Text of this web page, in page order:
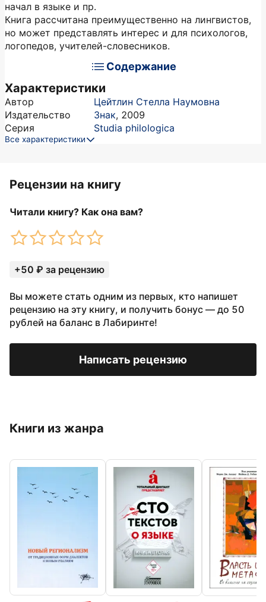
начал в языке и пр.
Книга рассчитана преимущественно на лингвистов,
но может представлять интерес и для психологов,
логопедов, учителей-словесников.
Содержание
Характеристики
Автор
Цейтлин Стелла Наумовна
Издательство
Знак, 2009
Серия
Studia philologica
Все характеристики
Рецензии на книгу
Читали книгу? Как она вам?
+50 ₽ за рецензию
Вы можете стать одним из первых, кто напишет
рецензию на эту книгу, и получить бонус — до 50
рублей на баланс в Лабиринте!
Написать рецензию
Книги из жанра